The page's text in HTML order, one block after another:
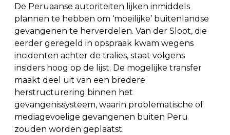
De Peruaanse autoriteiten lijken inmiddels
plannen te hebben om ‘moeilijke’ buitenlandse
gevangenen te herverdelen. Van der Sloot, die
eerder geregeld in opspraak kwam wegens
incidenten achter de tralies, staat volgens
insiders hoog op de lijst. De mogelijke transfer
maakt deel uit van een bredere
herstructurering binnen het
gevangenissysteem, waarin problematische of
mediagevoelige gevangenen buiten Peru
zouden worden geplaatst.